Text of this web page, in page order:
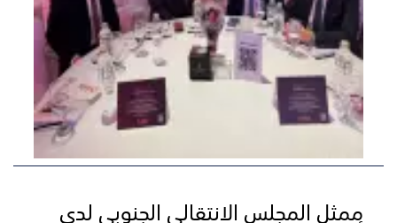
ممثل المجلس الانتقالي الجنوبي لدى